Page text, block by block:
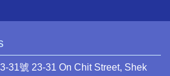
31號 23-31 On Chit Street, Shek